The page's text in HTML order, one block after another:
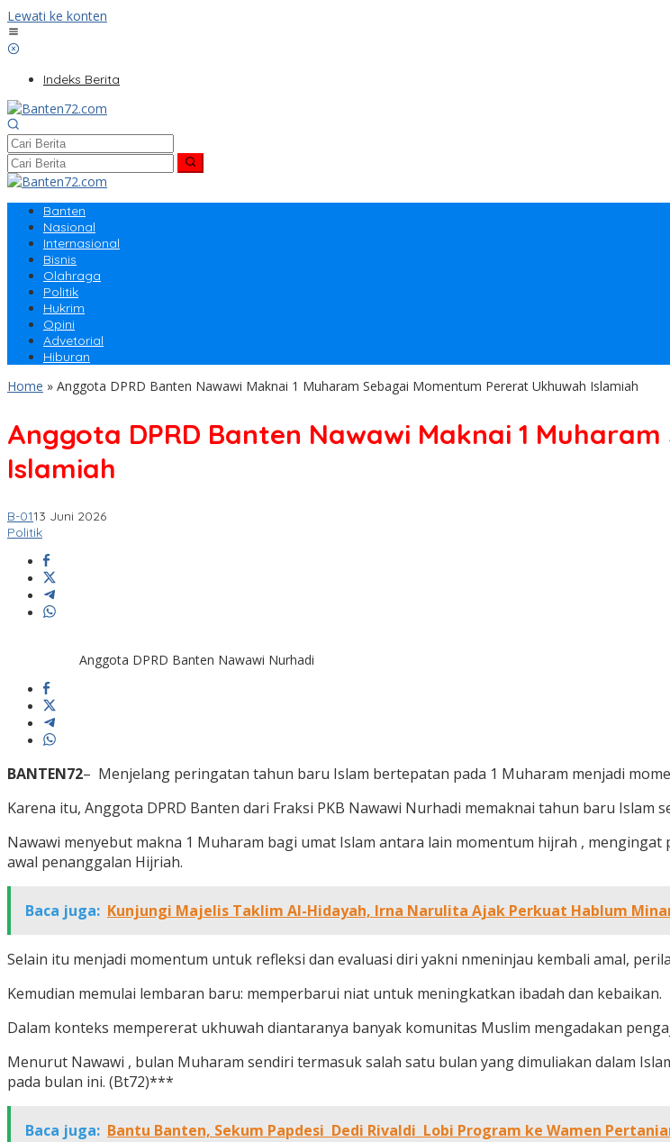
Lewati ke konten
Indeks Berita
Banten
Nasional
Internasional
Bisnis
Olahraga
Politik
Hukrim
Opini
Advetorial
Hiburan
Home » Anggota DPRD Banten Nawawi Maknai 1 Muharam Sebagai Momentum Pererat Ukhuwah Islamiah
Anggota DPRD Banten Nawawi Maknai 1
Islamiah
B-0113 Juni 2026
Politik
Anggota DPRD Banten Nawawi Nurhadi
BANTEN72– Menjelang peringatan tahun baru Islam bertepatan pada 1 Muharam menjadi
Karena itu, Anggota DPRD Banten dari Fraksi PKB Nawawi Nurhadi memaknai tahun baru
Nawawi menyebut makna 1 Muharam bagi umat Islam antara lain momentum hijrah ,
awal penanggalan Hijriah.
Baca juga: Kunjungi Majelis Taklim Al-Hidayah, Irna Narulita Ajak Perkuat Hablum
Selain itu menjadi momentum untuk refleksi dan evaluasi diri yakni nmeninjau kembali amal,
Kemudian memulai lembaran baru: memperbarui niat untuk meningkatkan ibadah dan kebaikan.
Dalam konteks mempererat ukhuwah diantaranya banyak komunitas Muslim mengadakan
Menurut Nawawi , bulan Muharam sendiri termasuk salah satu bulan yang dimuliakan dalam
pada bulan ini. (Bt72)***
Baca juga: Bantu Banten, Sekum Papdesi Dedi Rivaldi Lobi Program ke Wamen